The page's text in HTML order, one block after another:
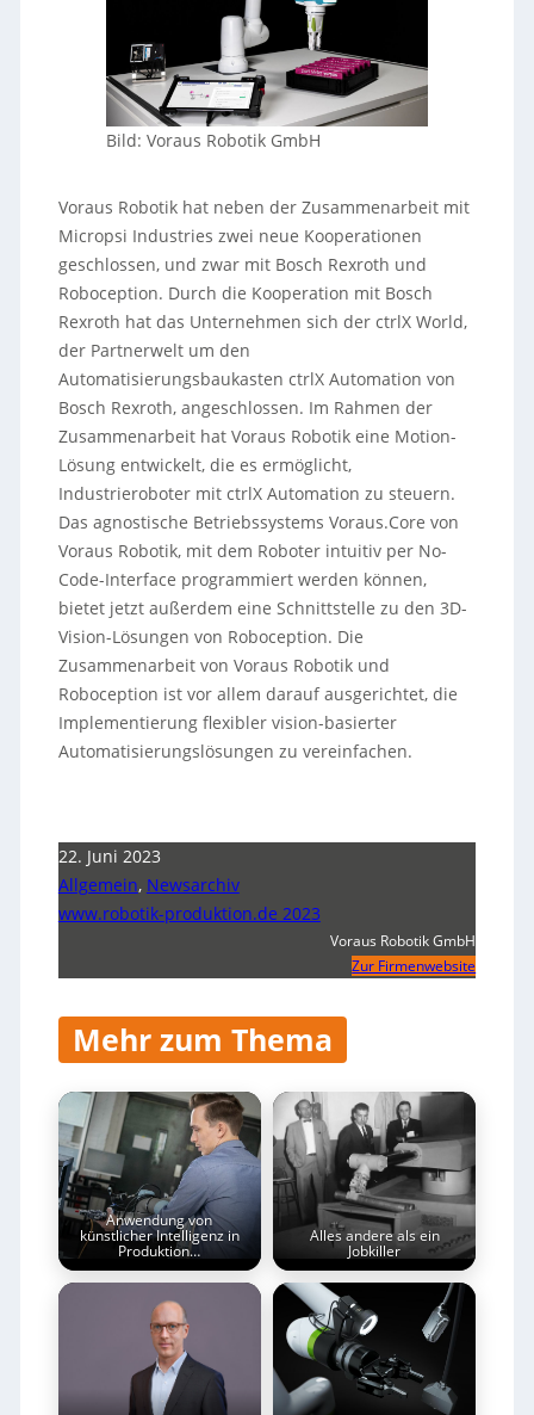
Bild: Voraus Robotik GmbH
Voraus Robotik hat neben der Zusammenarbeit mit
Micropsi Industries zwei neue Kooperationen
geschlossen, und zwar mit Bosch Rexroth und
Roboception. Durch die Kooperation mit Bosch
Rexroth hat das Unternehmen sich der ctrlX World,
der Partnerwelt um den
Automatisierungsbaukasten ctrlX Automation von
Bosch Rexroth, angeschlossen. Im Rahmen der
Zusammenarbeit hat Voraus Robotik eine Motion-
Lösung entwickelt, die es ermöglicht,
Industrieroboter mit ctrlX Automation zu steuern.
Das agnostische Betriebssystems Voraus.Core von
Voraus Robotik, mit dem Roboter intuitiv per No-
Code-Interface programmiert werden können,
bietet jetzt außerdem eine Schnittstelle zu den 3D-
Vision-Lösungen von Roboception. Die
Zusammenarbeit von Voraus Robotik und
Roboception ist vor allem darauf ausgerichtet, die
Implementierung flexibler vision-basierter
Automatisierungslösungen zu vereinfachen.
22. Juni 2023
Allgemein, Newsarchiv
www.robotik-produktion.de 2023
Voraus Robotik GmbH
Zur Firmenwebsite
Mehr zum Thema
Anwendung von
künstlicher Intelligenz in
Produktion…
Alles andere als ein
Jobkiller